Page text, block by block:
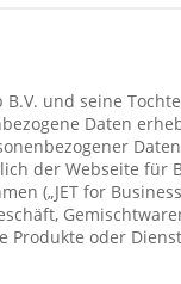
B.V. und seine
Daten
der Webseite für
(„JET for
Produkte oder